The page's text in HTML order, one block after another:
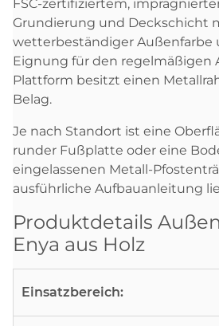
FSC-zertifiziertem,
Grundierung und Deckschicht
wetterbeständiger Außenfarbe
Eignung für den regelmäßigen
Plattform besitzt einen
Belag.
Je nach Standort ist eine
runder Fußplatte oder eine
eingelassenen Metall-
ausführliche Aufbauanleitung
Produktdetails
Enya aus Holz
Einsatzbereich: